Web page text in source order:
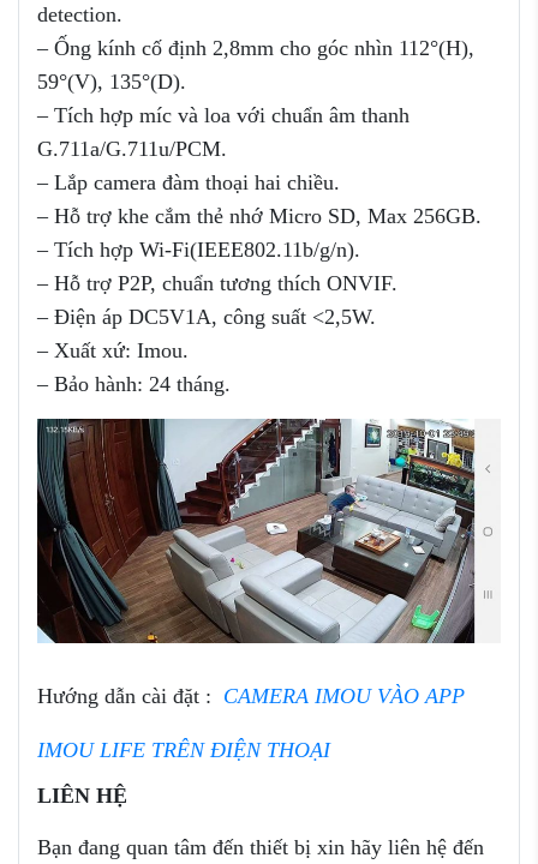
detection.
– Ống kính cố định 2,8mm cho góc nhìn 112°(H),
59°(V), 135°(D).
– Tích hợp míc và loa với chuẩn âm thanh
G.711a/G.711u/PCM.
– Lắp camera đàm thoại hai chiều.
– Hỗ trợ khe cắm thẻ nhớ Micro SD, Max 256GB.
– Tích hợp Wi-Fi(IEEE802.11b/g/n).
– Hỗ trợ P2P, chuẩn tương thích ONVIF.
– Điện áp DC5V1A, công suất <2,5W.
– Xuất xứ: Imou.
– Bảo hành: 24 tháng.
Hướng dẫn cài đặt : CAMERA IMOU VÀO APP
IMOU LIFE TRÊN ĐIỆN THOẠI
LIÊN HỆ
Bạn đang quan tâm đến thiết bị xin hãy liên hệ đến